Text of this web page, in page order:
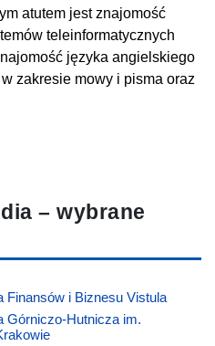
atutem jest znajomość
teleinformatycznych
języka angielskiego
zakresie mowy i pisma oraz
– wybrane
Finansów i Biznesu Vistula
Górniczo-Hutnicza im.